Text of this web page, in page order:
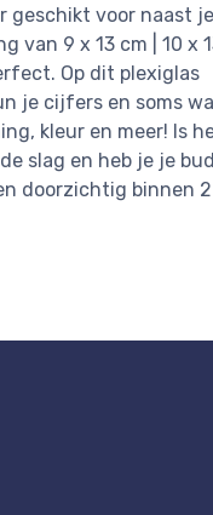
geschikt voor naast
van 9 x 13 cm | 10 x
Op dit plexiglas
je cijfers en soms
kleur en meer! Is
slag en heb je je
doorzichtig binnen